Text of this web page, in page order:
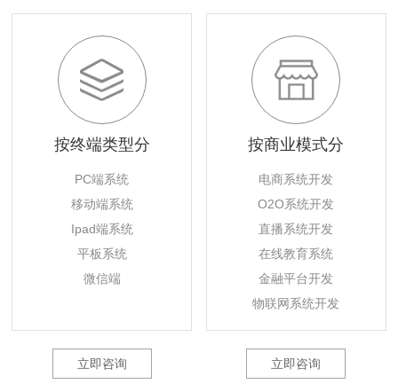
按终端类型分
PC端系统
移动端系统
Ipad端系统
平板系统
微信端
立即咨询
按商业模式分
电商系统开发
O2O系统开发
直播系统开发
在线教育系统
金融平台开发
物联网系统开发
立即咨询